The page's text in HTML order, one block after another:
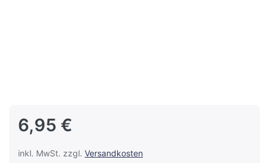
6,95 €
inkl. MwSt. zzgl. Versandkosten